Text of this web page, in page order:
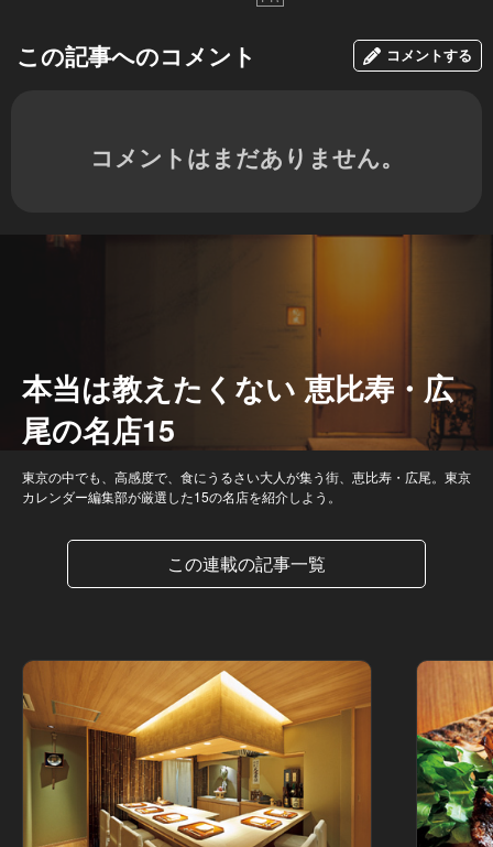
この記事へのコメント コメントする
コメントはまだありません。
本当は教えたくない 恵比寿・広
尾の名店15
東京の中でも、高感度で、食にうるさい大人が集う街、恵比寿・広尾。東京
カレンダー編集部が厳選した15の名店を紹介しよう。
この連載の記事一覧